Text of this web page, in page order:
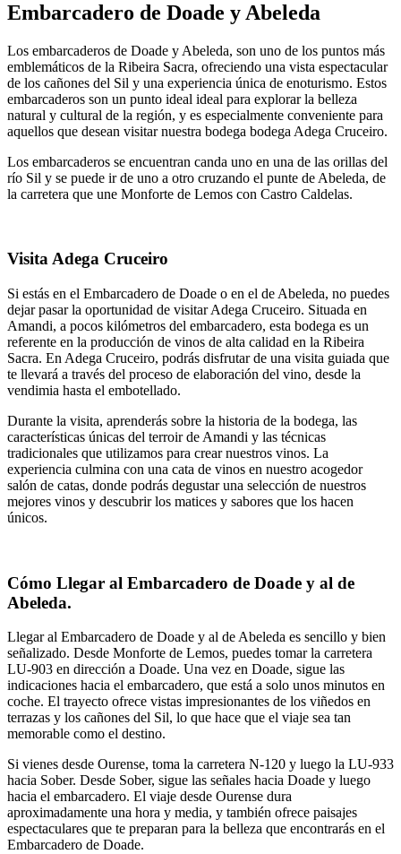
Embarcadero de Doade y Abeleda
Los embarcaderos de Doade y Abeleda, son uno de los puntos más
emblemáticos de la Ribeira Sacra, ofreciendo una vista espectacular
de los cañones del Sil y una experiencia única de enoturismo. Estos
embarcaderos son un punto ideal ideal para explorar la belleza
natural y cultural de la región, y es especialmente conveniente para
aquellos que desean visitar nuestra bodega bodega Adega Cruceiro.
Los embarcaderos se encuentran canda uno en una de las orillas del
río Sil y se puede ir de uno a otro cruzando el punte de Abeleda, de
la carretera que une Monforte de Lemos con Castro Caldelas.
Visita Adega Cruceiro
Si estás en el Embarcadero de Doade o en el de Abeleda, no puedes
dejar pasar la oportunidad de visitar Adega Cruceiro. Situada en
Amandi, a pocos kilómetros del embarcadero, esta bodega es un
referente en la producción de vinos de alta calidad en la Ribeira
Sacra. En Adega Cruceiro, podrás disfrutar de una visita guiada que
te llevará a través del proceso de elaboración del vino, desde la
vendimia hasta el embotellado.
Durante la visita, aprenderás sobre la historia de la bodega, las
características únicas del terroir de Amandi y las técnicas
tradicionales que utilizamos para crear nuestros vinos. La
experiencia culmina con una cata de vinos en nuestro acogedor
salón de catas, donde podrás degustar una selección de nuestros
mejores vinos y descubrir los matices y sabores que los hacen
únicos.
Cómo Llegar al Embarcadero de Doade y al de
Abeleda.
Llegar al Embarcadero de Doade y al de Abeleda es sencillo y bien
señalizado. Desde Monforte de Lemos, puedes tomar la carretera
LU-903 en dirección a Doade. Una vez en Doade, sigue las
indicaciones hacia el embarcadero, que está a solo unos minutos en
coche. El trayecto ofrece vistas impresionantes de los viñedos en
terrazas y los cañones del Sil, lo que hace que el viaje sea tan
memorable como el destino.
Si vienes desde Ourense, toma la carretera N-120 y luego la LU-933
hacia Sober. Desde Sober, sigue las señales hacia Doade y luego
hacia el embarcadero. El viaje desde Ourense dura
aproximadamente una hora y media, y también ofrece paisajes
espectaculares que te preparan para la belleza que encontrarás en el
Embarcadero de Doade.